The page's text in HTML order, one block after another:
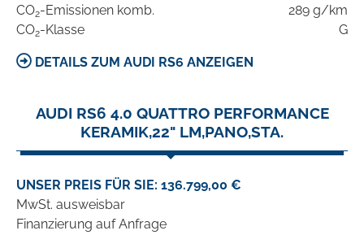
CO2-Emissionen komb.
289 g/km
CO2-Klasse G
DETAILS ZUM AUDI RS6 ANZEIGEN
AUDI RS6 4.0 QUATTRO PERFORMANCE
KERAMIK,22" LM,PANO,STA.
UNSER PREIS FÜR SIE: 136.799,00 €
MwSt. ausweisbar
Finanzierung auf Anfrage